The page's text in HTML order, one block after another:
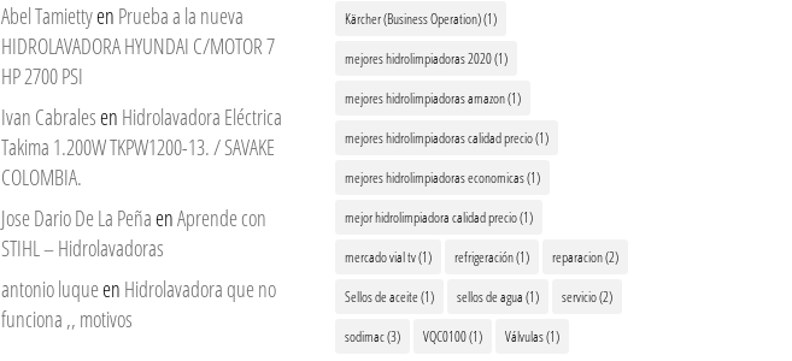
Abel Tamiettyen Prueba a la nueva
HIDROLAVADORA HYUNDAI C/MOTOR 7
HP 2700 PSI
Ivan Cabralesen Hidrolavadora Eléctrica
Takima 1.200W TKPW1200-13. / SAVAKE
COLOMBIA.
Jose Dario De La PeñaenAprende con
STIHL – Hidrolavadoras
antonio luqueen Hidrolavadora que no
funciona ,, motivos
Kärcher (Business Operation)(1)
mejores hidrolimpiadoras 2020(1)
mejores hidrolimpiadoras amazon(1)
mejores hidrolimpiadoras calidad precio(1)
mejores hidrolimpiadoras economicas(1)
mejor hidrolimpiadora calidad precio(1)
mercado vial tv(1) refrigeración(1) reparacion(2)
Sellos de aceite(1) sellos de agua(1) servicio(2)
sodimac(3) VQC0100(1) Válvulas(1)